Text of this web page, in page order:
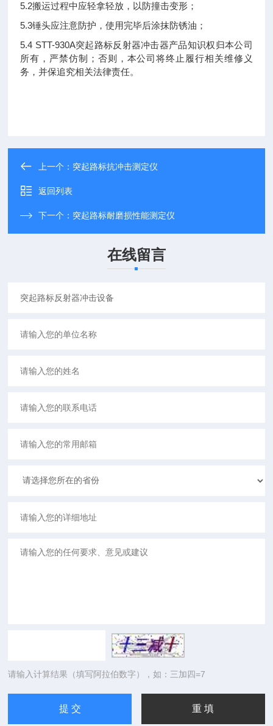
5.2搬运过程中应轻拿轻放，以防撞击变形；
5.3锤头应注意防护，使用完毕后涂抹防锈油；
5.4 STT-930A突起路标反射器冲击器产品知识权归本公司
所有，严禁仿制；否则，本公司将终止履行相关维修义
务，并保追究相关法律责任。
上一个： 突起路标抗冲击测定仪
返回列表
下一个： 突起路标耐磨损性能测定仪
在线留言
请输入计算结果（填写阿拉伯数字），如：三加四=7